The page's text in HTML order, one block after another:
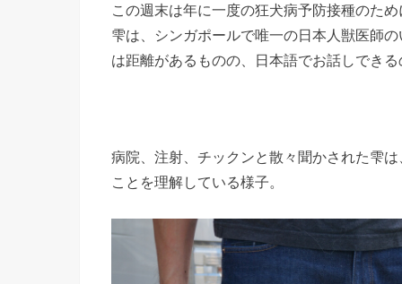
この週末は年に一度の狂犬病予防接種のた
雫は、シンガポールで唯一の日本人獣医師
は距離があるものの、日本語でお話しでき
病院、注射、チックンと散々聞かされた雫
ことを理解している様子。